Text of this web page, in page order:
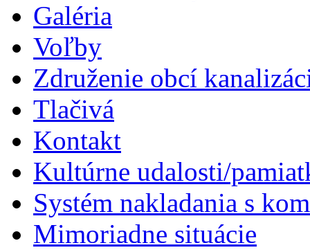
Galéria
Voľby
Združenie obcí
Tlačivá
Kontakt
Kultúrne udalosti/
Systém nakladania s
Mimoriadne situácie